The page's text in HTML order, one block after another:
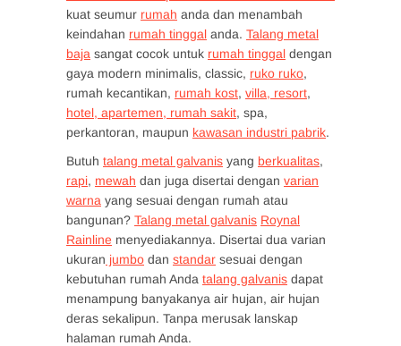
kuat seumur rumah anda dan menambah
keindahan rumah tinggal anda. Talang metal
baja sangat cocok untuk rumah tinggal dengan
gaya modern minimalis, classic, ruko ruko,
rumah kecantikan, rumah kost, villa, resort,
hotel, apartemen, rumah sakit, spa,
perkantoran, maupun kawasan industri pabrik.
Butuh talang metal galvanis yang berkualitas,
rapi, mewah dan juga disertai dengan varian
warna yang sesuai dengan rumah atau
bangunan? Talang metal galvanis Roynal
Rainline menyediakannya. Disertai dua varian
ukuran jumbo dan standar sesuai dengan
kebutuhan rumah Anda talang galvanis dapat
menampung banyakanya air hujan, air hujan
deras sekalipun. Tanpa merusak lanskap
halaman rumah Anda.